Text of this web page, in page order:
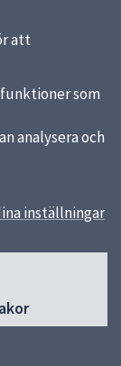
att
som
analysera och
inställningar